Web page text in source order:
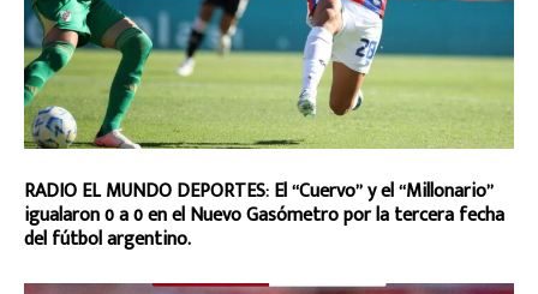
RADIO EL MUNDO DEPORTES: El “Cuervo” y el “Millonario”
igualaron 0 a 0 en el Nuevo Gasómetro por la tercera fecha
del fútbol argentino.